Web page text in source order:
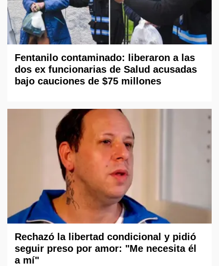
Fentanilo contaminado: liberaron a las
dos ex funcionarias de Salud acusadas
bajo cauciones de $75 millones
Rechazó la libertad condicional y pidió
seguir preso por amor: "Me necesita él
a mí"